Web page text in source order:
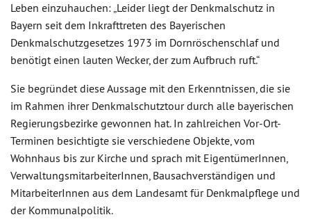
Leben einzuhauchen: „Leider liegt der Denkmalschutz in
Bayern seit dem Inkrafttreten des Bayerischen
Denkmalschutzgesetzes 1973 im Dornröschenschlaf und
benötigt einen lauten Wecker, der zum Aufbruch ruft.“
Sie begründet diese Aussage mit den Erkenntnissen, die sie
im Rahmen ihrer Denkmalschutztour durch alle bayerischen
Regierungsbezirke gewonnen hat. In zahlreichen Vor-Ort-
Terminen besichtigte sie verschiedene Objekte, vom
Wohnhaus bis zur Kirche und sprach mit EigentümerInnen,
VerwaltungsmitarbeiterInnen, Bausachverständigen und
MitarbeiterInnen aus dem Landesamt für Denkmalpflege und
der Kommunalpolitik.